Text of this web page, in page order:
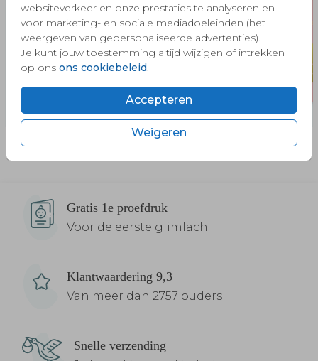
websiteverkeer en onze prestaties te analyseren en
voor marketing- en sociale mediadoeleinden (het
weergeven van gepersonaliseerde advertenties).
Je kunt jouw toestemming altijd wijzigen of intrekken
op ons ons cookiebeleid.
Accepteren
Weigeren
Gratis 1e proefdruk
Voor de eerste glimlach
Klantwaardering 9,3
Van meer dan 2757 ouders
Snelle verzending